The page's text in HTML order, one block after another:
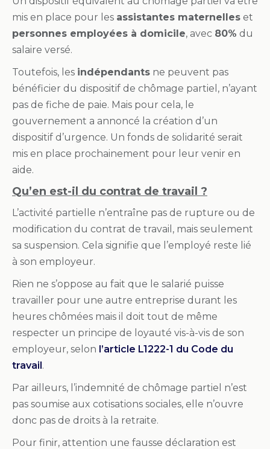
mis en place pour les assistantes maternelles et
personnes employées à domicile, avec 80% du
salaire versé.
Toutefois, les indépendants ne peuvent pas
bénéficier du dispositif de chômage partiel, n’ayant
pas de fiche de paie. Mais pour cela, le
gouvernement a annoncé la création d’un
dispositif d’urgence. Un fonds de solidarité serait
mis en place prochainement pour leur venir en
aide.
Qu’en est-il du contrat de travail ?
L’activité partielle n’entraîne pas de rupture ou de
modification du contrat de travail, mais seulement
sa suspension. Cela signifie que l’employé reste lié
à son employeur.
Rien ne s’oppose au fait que le salarié puisse
travailler pour une autre entreprise durant les
heures chômées mais il doit tout de même
respecter un principe de loyauté vis-à-vis de son
employeur, selon l’article L1222-1 du Code du
travail.
Par ailleurs, l’indemnité de chômage partiel n’est
pas soumise aux cotisations sociales, elle n’ouvre
donc pas de droits à la retraite.
Pour finir, attention une fausse déclaration est